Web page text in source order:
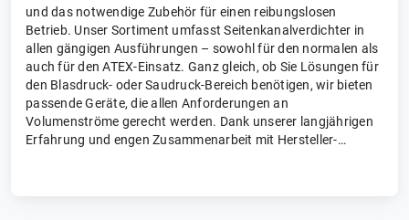
und das notwendige Zubehör für einen reibungslosen
Betrieb. Unser Sortiment umfasst Seitenkanalverdichter in
allen gängigen Ausführungen – sowohl für den normalen als
auch für den ATEX-Einsatz. Ganz gleich, ob Sie Lösungen für
den Blasdruck- oder Saudruck-Bereich benötigen, wir bieten
passende Geräte, die allen Anforderungen an
Volumenströme gerecht werden. Dank unserer langjährigen
Erfahrung und engen Zusammenarbeit mit Hersteller-